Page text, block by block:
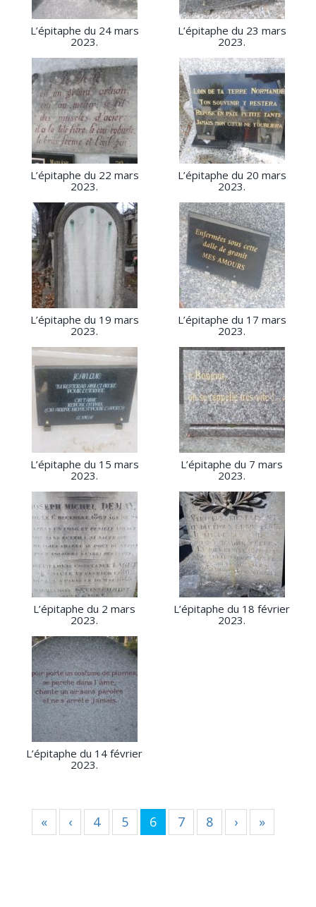
L’épitaphe du 24 mars
2023.
L’épitaphe du 23 mars
2023.
L’épitaphe du 22 mars
2023.
L’épitaphe du 20 mars
2023.
L’épitaphe du 19 mars
2023.
L’épitaphe du 17 mars
2023.
L’épitaphe du 15 mars
2023.
L’épitaphe du 7 mars
2023.
L’épitaphe du 2 mars
2023.
L’épitaphe du 18 février
2023.
L’épitaphe du 14 février
2023.
« ‹ 4 5 6 7 8 › »